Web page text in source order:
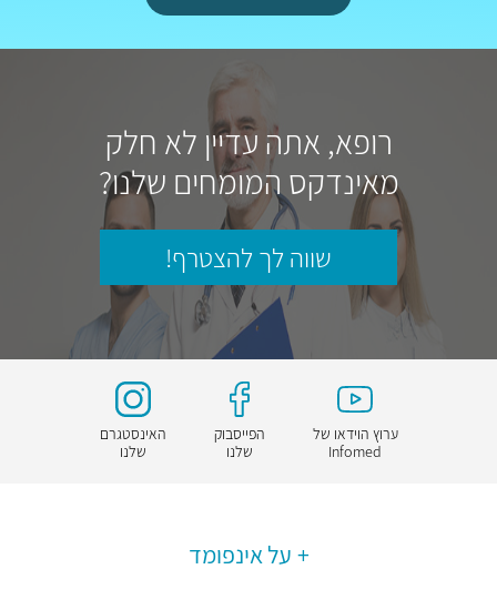
רופא, אתה עדיין לא חלק
מאינדקס המומחים שלנו?
שווה לך להצטרף!
ערוץ הוידאו של
Infomed
הפייסבוק
שלנו
האינסטגרם
שלנו
על אינפומד